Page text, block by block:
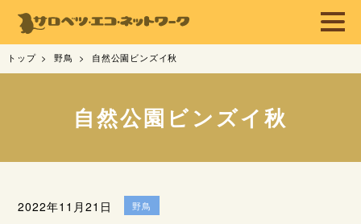
トップ 野鳥 自然公園ビンズイ秋
自然公園ビンズイ秋
2022年11月21日 野鳥